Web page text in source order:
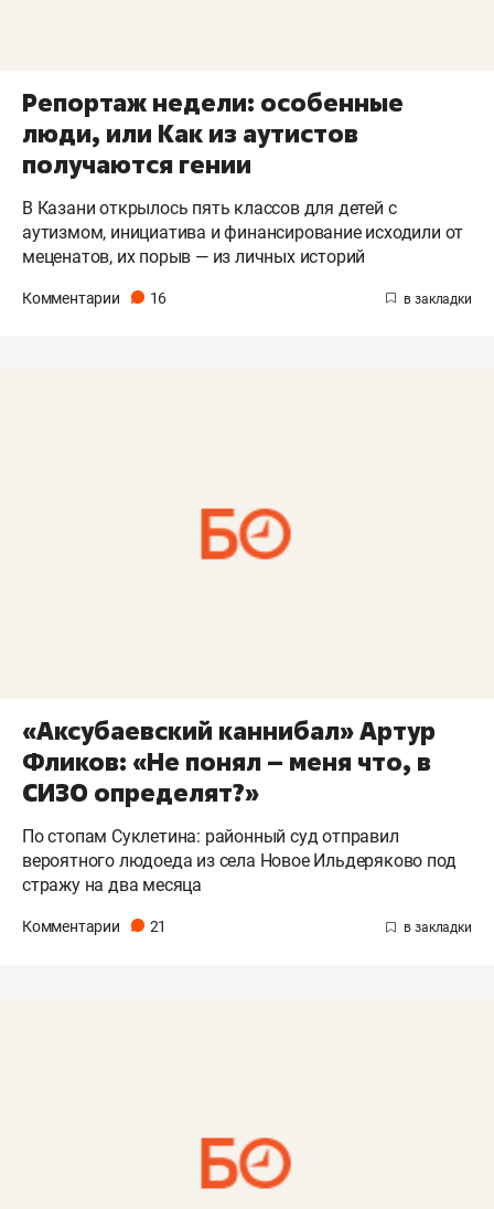
Репортаж недели: особенные
люди, или Как из аутистов
получаются гении
В Казани открылось пять классов для детей с
аутизмом, инициатива и финансирование исходили от
меценатов, их порыв — из личных историй
Комментарии 16
«Аксубаевский каннибал» Артур
Фликов: «Не понял – меня что, в
СИЗО определят?»
По стопам Суклетина: районный суд отправил
вероятного людоеда из села Новое Ильдеряково под
стражу на два месяца
Комментарии 21